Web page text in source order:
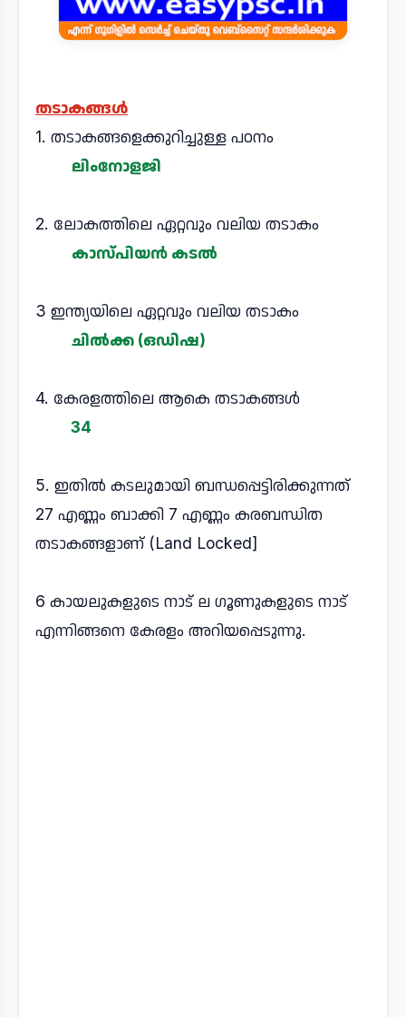
തടാകങ്ങൾ
1. തടാകങ്ങളെക്കുറിച്ചുള്ള പഠനം
ലിംനോളജി
2. ലോകത്തിലെ ഏറ്റവും വലിയ തടാകം
കാസ്പിയൻ കടൽ
3 ഇന്ത്യയിലെ ഏറ്റവും വലിയ തടാകം
ചിൽക്ക (ഒഡിഷ)
4. കേരളത്തിലെ ആകെ തടാകങ്ങൾ
34
5. ഇതിൽ കടലുമായി ബന്ധപ്പെട്ടിരിക്കുന്നത്
27 എണ്ണം ബാക്കി 7 എണ്ണം കരബന്ധിത
തടാകങ്ങളാണ് (Land Locked]
6 കായലുകളുടെ നാട് ല ഗൂണുകളുടെ നാട്
എന്നിങ്ങനെ കേരളം അറിയപ്പെടുന്നു.